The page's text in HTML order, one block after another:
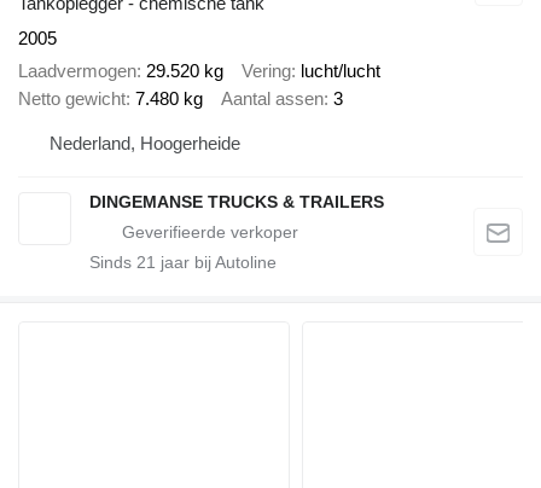
2005
Laadvermogen 29.520 kg Vering lucht/lucht
Netto gewicht 7.480 kg Aantal assen 3
Nederland, Hoogerheide
DINGEMANSE TRUCKS & TRAILERS
Sinds 21 jaar bij Autoline